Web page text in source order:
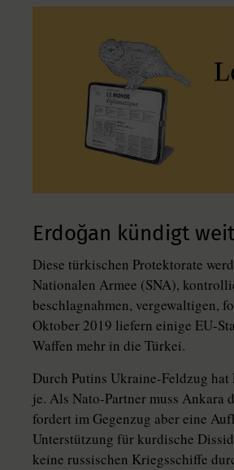
Erdoğan kündigt
Diese türkischen Protektorate
Nationalen Armee (SNA),
beschlagnahmen, vergewaltigen,
Oktober 2019 liefern einige EU-
Waffen mehr in die Türkei.
Durch Putins Ukraine-Feldzug hat
je. Als ­Nato-Partner muss Ankara
fordert im Gegenzug aber eine
Unterstützung für kurdische
keine russischen Kriegsschiffe